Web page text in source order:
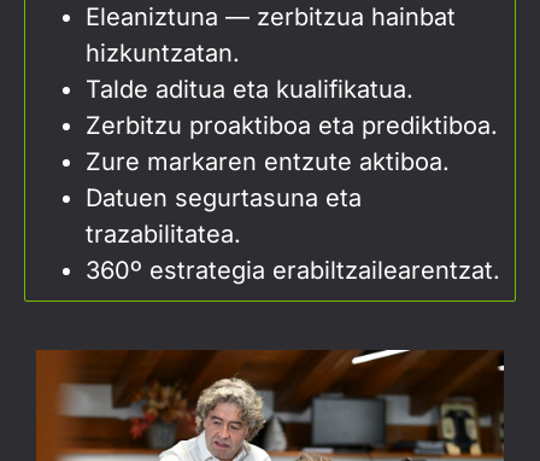
Eleaniztuna — zerbitzua hainbat
hizkuntzatan.
Talde aditua eta kualifikatua.
Zerbitzu proaktiboa eta prediktiboa.
Zure markaren entzute aktiboa.
Datuen segurtasuna eta
trazabilitatea.
360º estrategia erabiltzailearentzat.